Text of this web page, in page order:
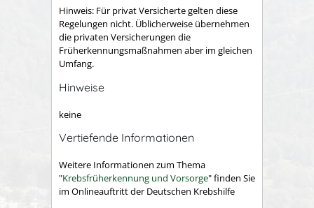
Hinweis: Für privat Versicherte gelten diese
Regelungen nicht. Üblicherweise übernehmen
die privaten Versicherungen die
Früherkennungsmaßnahmen aber im gleichen
Umfang.
Hinweise
keine
Vertiefende Informationen
Weitere Informationen zum Thema
"Krebsfrüherkennung und Vorsorge" finden Sie
im Onlineauftritt der Deutschen Krebshilfe